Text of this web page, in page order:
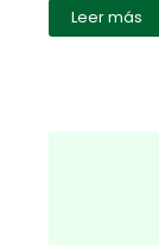
Leer más